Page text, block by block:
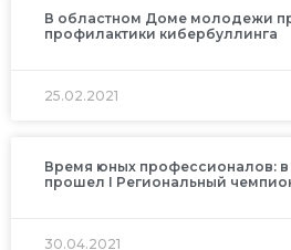
В областном Доме молодежи
профилактики кибербуллинга
25.02.2021
Время юных профессионалов: в
прошел I Региональный
30.04.2021